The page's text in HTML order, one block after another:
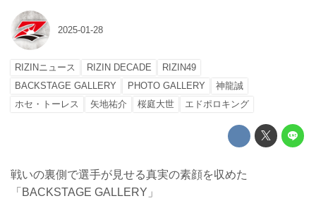
2025-01-28
RIZINニュース RIZIN DECADE
RIZIN49
BACKSTAGE GALLERY
PHOTO GALLERY
神龍誠
ホセ・トーレス
矢地祐介 桜庭大世 エドポロキング
戦いの裏側で選手が見せる真実の素顔を収めた
「BACKSTAGE GALLERY」